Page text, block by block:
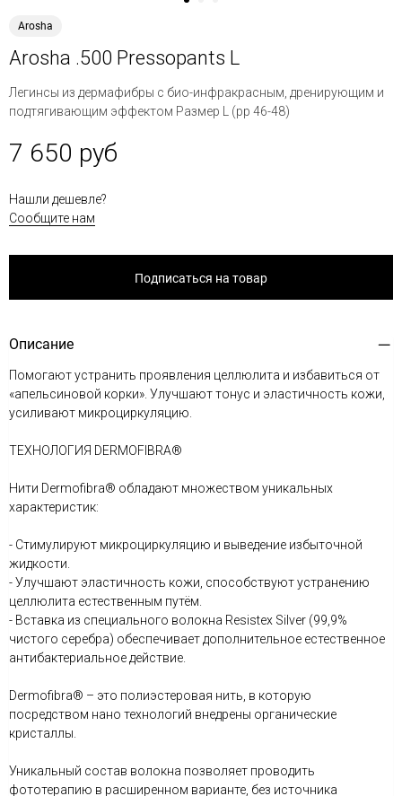
Arosha
Arosha .500 Pressopants L
Легинсы из дермафибры с био-инфракрасным, дренирующим и
подтягивающим эффектом Размер L (рр 46-48)
7 650 руб
Нашли дешевле?
Сообщите нам
Подписаться на товар
Описание
Помогают устранить проявления целлюлита и избавиться от
«апельсиновой корки». Улучшают тонус и эластичность кожи,
усиливают микроциркуляцию.
ТЕХНОЛОГИЯ DERMOFIBRA®
Нити Dermofibra® обладают множеством уникальных
характеристик:
- Стимулируют микроциркуляцию и выведение избыточной
жидкости.
- Улучшают эластичность кожи, способствуют устранению
целлюлита естественным путём.
- Вставка из специального волокна Resistex Silver (99,9%
чистого серебра) обеспечивает дополнительное естественное
антибактериальное действие.
Dermofibra® – это полиэстеровая нить, в которую
посредством нано технологий внедрены органические
кристаллы.
Уникальный состав волокна позволяет проводить
фототерапию в расширенном варианте, без источника